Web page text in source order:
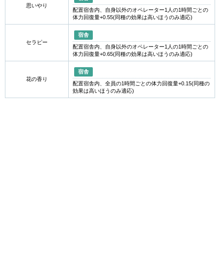
思いやり
配置宿舎内、自身以外のオペレーター1人の1時間ごとの
体力回復量+0.55(同種の効果は高いほうのみ適応)
セラピー
宿舎
配置宿舎内、自身以外のオペレーター1人の1時間ごとの
体力回復量+0.65(同種の効果は高いほうのみ適応)
花の香り
宿舎
配置宿舎内、全員の1時間ごとの体力回復量+0.15(同種の
効果は高いほうのみ適応)